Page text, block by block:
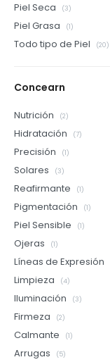
Piel Seca (3)
Piel Grasa (1)
Todo tipo de Piel (20)
Concearn
Nutrición (2)
Hidratación (7)
Precisión (1)
Solares (3)
Reafirmante (1)
Pigmentación (1)
Piel Sensible (1)
Ojeras (1)
Líneas de Expresión
Limpieza (4)
Iluminación (3)
Firmeza (2)
Calmante (1)
Arrugas (5)